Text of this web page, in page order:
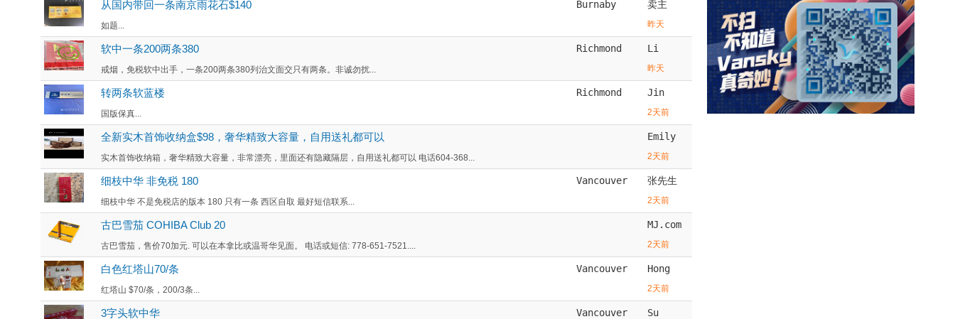
从国内带回一条南京雨花石$140
如题...
Burnaby 卖主
昨天
软中一条200两条380
戒烟，免税软中出手，一条200两条380列治文面交只有两条。非诚勿扰...
Richmond Li
昨天
转两条软蓝楼
国版保真...
Richmond Jin
2天前
全新实木首饰收纳盒$98，奢华精致大容量，自用送礼都可以
实木首饰收纳箱，奢华精致大容量，非常漂亮，里面还有隐藏隔层，自用送礼都可以 电话604-368...
Emily
2天前
细枝中华 非免税 180
细枝中华 不是免税店的版本 180 只有一条 西区自取 最好短信联系...
Vancouver 张先生
2天前
古巴雪茄 COHIBA Club 20
古巴雪茄，售价70加元. 可以在本拿比或温哥华见面。 电话或短信: 778-651-7521....
MJ.com
2天前
白色红塔山70/条
红塔山 $70/条，200/3条...
Vancouver Hong
2天前
3字头软中华 Vancouver Su